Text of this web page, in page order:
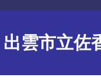
出雲市立佐